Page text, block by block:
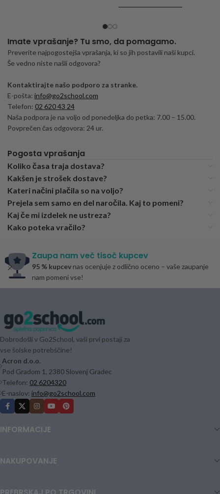
Imate vprašanje? Tu smo, da pomagamo.
Preverite najpogostejša vprašanja, ki so jih postavili naši kupci.
Še vedno niste našli odgovora?
Kontaktirajte našo podporo za stranke.
E-pošta: info@go2school.com
Telefon: 02 620 43 24
Naša podpora je na voljo od ponedeljka do petka: 7.00 – 15.00.
Povprečen čas odgovora: 24 ur.
Pogosta vprašanja
Koliko časa traja dostava?
Kakšen je strošek dostave?
Kateri načini plačila so na voljo?
Prejela sem samo en del naročila. Kaj to pomeni?
Kaj če mi izdelek ne ustreza?
Kako poteka vračilo?
Zaupa nam več tisoč kupcev
95 % kupcev nas ocenjuje z odlično oceno – vaše zaupanje
nam pomeni vse!
Dobrodošli v Go2School, vaši prvi postaji za
vse šolske potrebščine!
Acron d.o.o.
Pod Gradom 1, 2380 Slovenj Gradec
Telefon: 02 6204320
E-naslov: info@go2school.com
INFORMACIJE
NAKUPOVANJE